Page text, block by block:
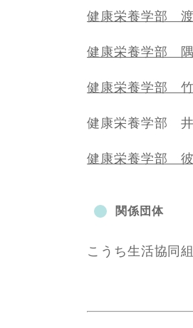
健康栄養学部
健康栄養学部
健康栄養学部
健康栄養学部
健康栄養学部
関係団体
こうち生活協同